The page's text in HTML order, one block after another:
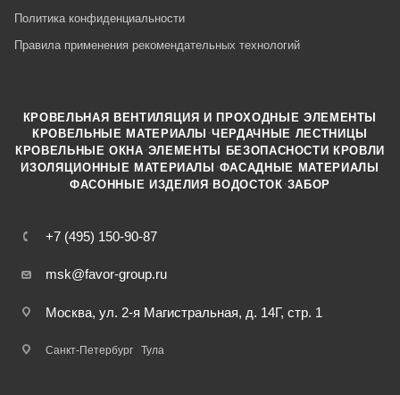
Политика конфиденциальности
Правила применения рекомендательных технологий
+7 (495) 150-90-87
msk@favor-group.ru
Москва, ул. 2-я Магистральная, д. 14Г, стр. 1
Санкт-Петербург Тула
КРОВЕЛЬНАЯ ВЕНТИЛЯЦИЯ И ПРОХОДНЫЕ ЭЛЕМЕНТЫ
КРОВЕЛЬНЫЕ МАТЕРИАЛЫ ·ЧЕРДАЧНЫЕ ЛЕСТНИЦЫ
КРОВЕЛЬНЫЕ ОКНА ·ЭЛЕМЕНТЫ БЕЗОПАСНОСТИ КРОВЛИ
ИЗОЛЯЦИОННЫЕ МАТЕРИАЛЫ ·ФАСАДНЫЕ МАТЕРИАЛЫ
ФАСОННЫЕ ИЗДЕЛИЯ·ВОДОСТОК ·ЗАБОР